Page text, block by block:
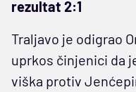
rezultat 2:1
Traljavo je odigrao
uprkos činjenici da
viška protiv